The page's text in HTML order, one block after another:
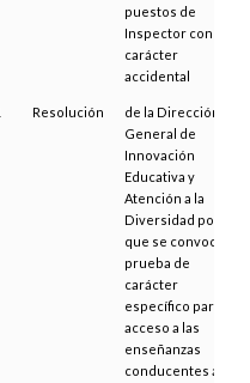
puestos de
Inspector con
carácter
accidental
Resolución
de la Dirección
General de
Innovación
Educativa y
Atención a la
Diversidad por la
que se convoca la
prueba de
carácter
específico para el
acceso a las
enseñanzas
conducentes al